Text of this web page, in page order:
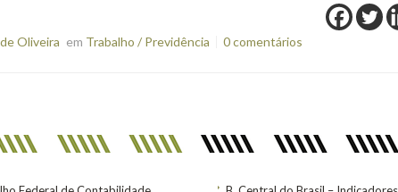
Oliveira em Trabalho / Previdência 0 comentários